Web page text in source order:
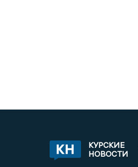
КУРСКИЕ
НОВОСТИ